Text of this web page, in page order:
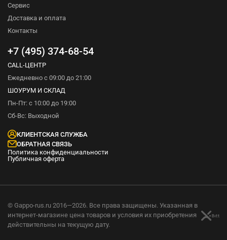
Сервис
Доставка и оплата
Контакты
+7 (495) 374-68-54
CALL-ЦЕНТР
Ежедневно с 09:00 до 21:00
ШОУРУМ И СКЛАД
Пн-Пт: с 10:00 до 19:00
Сб-Вс: Выходной
КЛИЕНТСКАЯ СЛУЖБА
ОБРАТНАЯ СВЯЗЬ
Политика конфиденциальности
Публичная оферта
© Gappo-rus.ru 2016—2026. Все права защищены. Указанная в
интернет-магазине цена товаров и условия их приобретения
действительны на текущую дату.